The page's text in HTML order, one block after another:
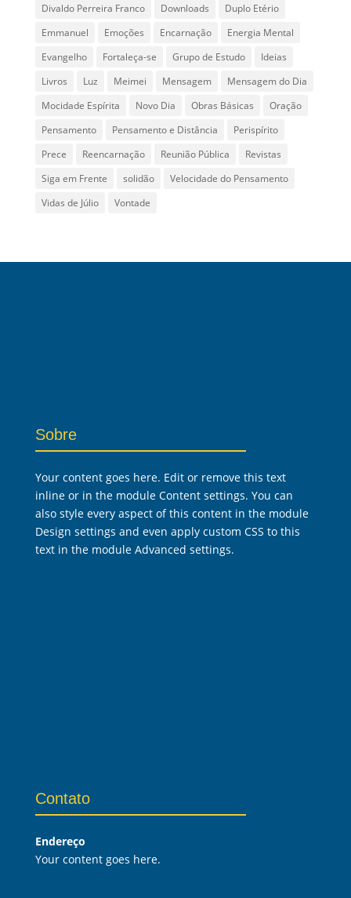
Divaldo Perreira Franco
Downloads
Duplo Etério
Emmanuel
Emoções Encarnação
Energia Mental
Evangelho
Fortaleça-se Grupo de Estudo
Ideias
Livros
Luz Meimei Mensagem
Mensagem do Dia
Mocidade Espírita
Novo Dia Obras Básicas
Oração
Pensamento
Pensamento e Distância
Perispírito
Prece
Reencarnação Reunião Pública
Revistas
Siga em Frente
solidão
Velocidade do Pensamento
Vidas de Júlio
Vontade
Sobre
Your content goes here. Edit or remove this text
inline or in the module Content settings. You can
also style every aspect of this content in the module
Design settings and even apply custom CSS to this
text in the module Advanced settings.
Contato
Endereço
Your content goes here.